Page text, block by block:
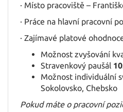
· Místo pracoviště –
· Práce na hlavní pracovní
· Zajímavé platové
Možnost zvyšování
Stravenkový paušál
Možnost individuální
Sokolovsko, Chebsko
Pokud máte o pracovní